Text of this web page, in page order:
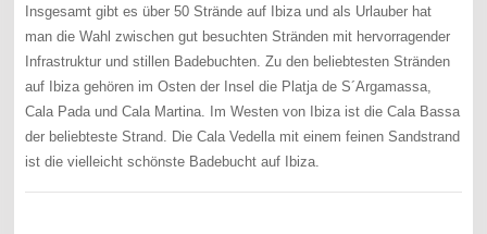
Insgesamt gibt es über 50 Strände auf Ibiza und als Urlauber hat
man die Wahl zwischen gut besuchten Stränden mit hervorragender
Infrastruktur und stillen Badebuchten. Zu den beliebtesten Stränden
auf Ibiza gehören im Osten der Insel die Platja de S´Argamassa,
Cala Pada und Cala Martina. Im Westen von Ibiza ist die Cala Bassa
der beliebteste Strand. Die Cala Vedella mit einem feinen Sandstrand
ist die vielleicht schönste Badebucht auf Ibiza.